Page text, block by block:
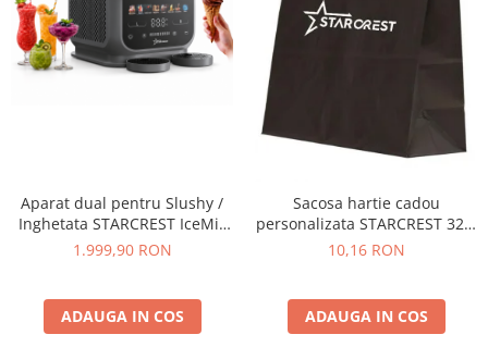
Aparat dual pentru Slushy /
Inghetata STARCREST IceMix
SSI-2536PRO, 5 L ( 2 x 2.5 L),
1.999,90 RON
ADAUGA IN COS
Sacosa hartie cadou
personalizata STARCREST 32 x
12 x 41 cm
10,16 RON
ADAUGA IN COS